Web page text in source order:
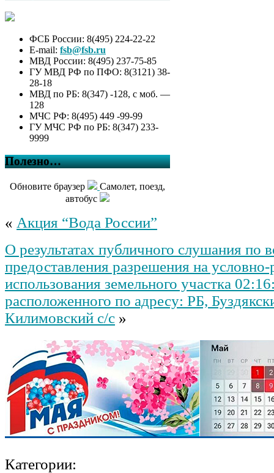
ФСБ России: 8(495) 224-22-22
E-mail: fsb@fsb.ru
МВД России: 8(495) 237-75-85
ГУ МВД РФ по ПФО: 8(3121) 38-
28-18
МВД по РБ: 8(347) -128, с моб. —
128
МЧС РФ: 8(495) 449 -99-99
ГУ МЧС РФ по РБ: 8(347) 233-
9999
Полезно…
Обновите браузер
Самолет, поезд,
автобус
« Акция “Вода России”
О результатах публичного слушания по
предоставления разрешения на
использования земельного участка
расположенного по адресу: РБ,
Килимовский с/с »
Категории: